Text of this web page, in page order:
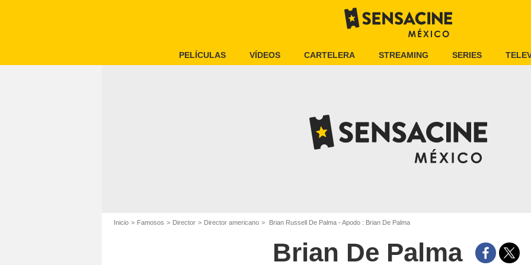
PELÍCULAS VÍDEOS CARTELERA STREAMING SERIES
Inicio Famosos Director Director americano Brian Russell De Palma - Apodo : Brian De Palma
Brian De Palma